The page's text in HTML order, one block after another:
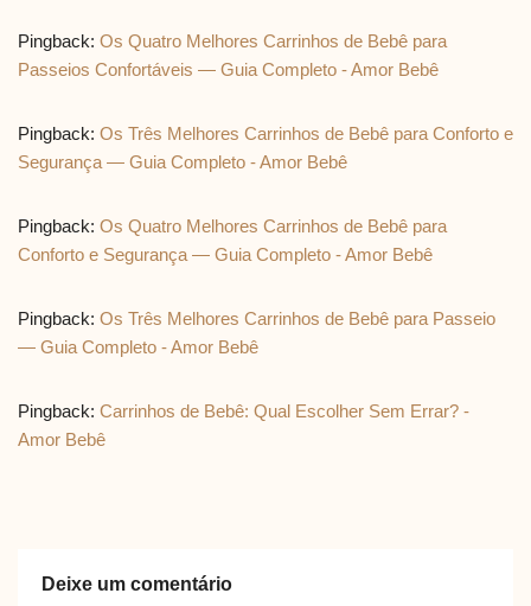
Pingback: Os Quatro Melhores Carrinhos de Bebê para
Passeios Confortáveis — Guia Completo - Amor Bebê
Pingback: Os Três Melhores Carrinhos de Bebê para Conforto e
Segurança — Guia Completo - Amor Bebê
Pingback: Os Quatro Melhores Carrinhos de Bebê para
Conforto e Segurança — Guia Completo - Amor Bebê
Pingback: Os Três Melhores Carrinhos de Bebê para Passeio
— Guia Completo - Amor Bebê
Pingback: Carrinhos de Bebê: Qual Escolher Sem Errar? -
Amor Bebê
Deixe um comentário